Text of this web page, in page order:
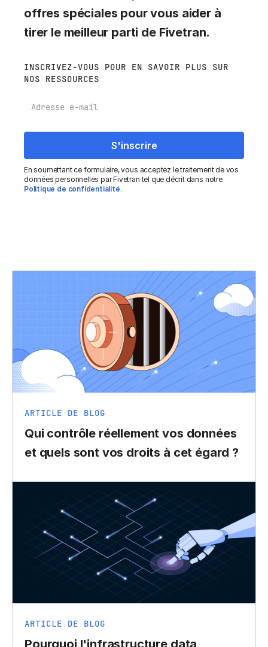
offres spéciales pour vous aider à
tirer le meilleur parti de Fivetran.
INSCRIVEZ-VOUS POUR EN SAVOIR PLUS SUR
NOS RESSOURCES
En soumettant ce formulaire, vous acceptez le traitement de vos
données personnelles par Fivetran tel que décrit dans notre
Politique de confidentialité.
ARTICLE DE BLOG
Qui contrôle réellement vos données
et quels sont vos droits à cet égard ?
ARTICLE DE BLOG
Pourquoi l'infrastructure data